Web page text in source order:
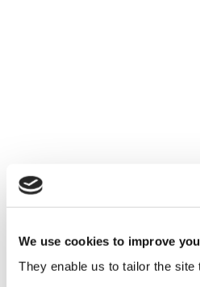
We use cookies to improve
They enable us to tailor the